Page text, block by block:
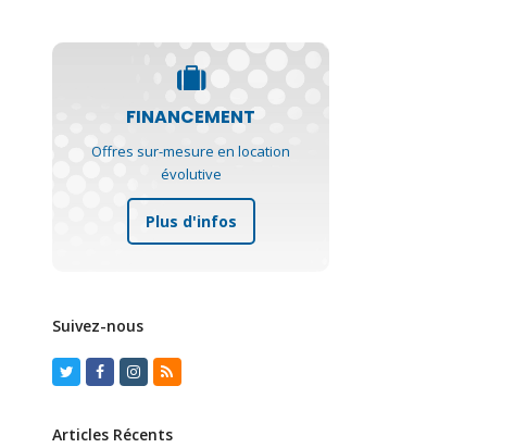
FINANCEMENT
Offres sur-mesure en location
évolutive
Plus d'infos
Suivez-nous
TwitterFacebook
Instagram
RSS
Articles Récents